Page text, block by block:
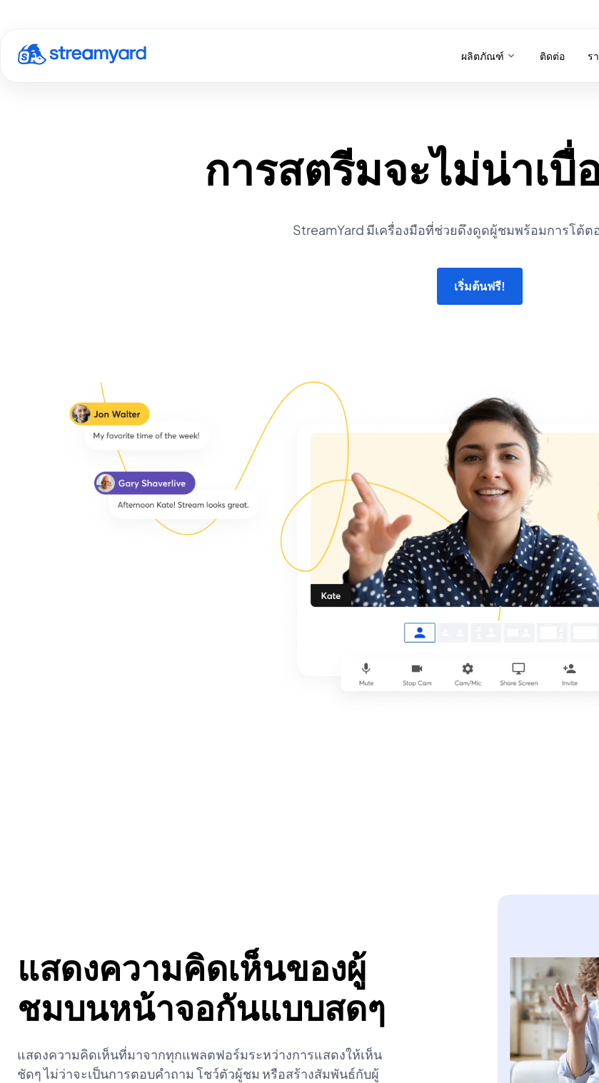
ผลิตภัณฑ์ ติดต่อ ร
การสตรีมจะไม่น่าเบื่
StreamYard มีเครื่องมือที่ช่วยดึงดูดผู้ชมพร้อมการโต้ต
เริ่มต้นฟรี!
แสดงความคิดเห็นของผู้
ชมบนหน้าจอกันแบบสดๆ
แสดงความคิดเห็นที่มาจากทุกแพลตฟอร์มระหว่างการแสดงให้เห็น
ชัดๆ ไม่ว่าจะเป็นการตอบคำถาม โชว์ตัวผู้ชม หรือสร้างสัมพันธ์กับผู้